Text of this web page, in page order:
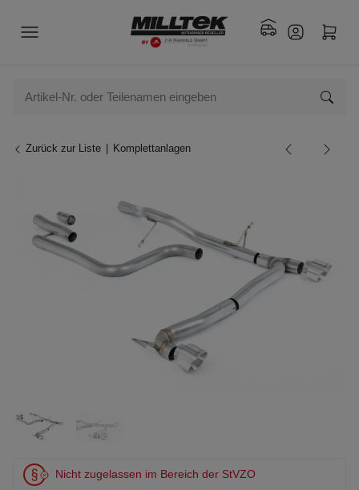
Zurück zur Liste Komplettanlagen
Nicht zugelassen im Bereich der StVZO